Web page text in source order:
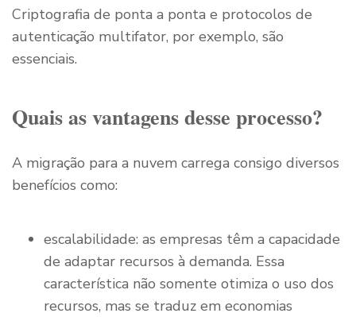
Criptografia de ponta a ponta e protocolos de
autenticação multifator, por exemplo, são
essenciais.
Quais as vantagens desse processo?
A migração para a nuvem carrega consigo diversos
benefícios como:
escalabilidade: as empresas têm a capacidade
de adaptar recursos à demanda. Essa
característica não somente otimiza o uso dos
recursos, mas se traduz em economias